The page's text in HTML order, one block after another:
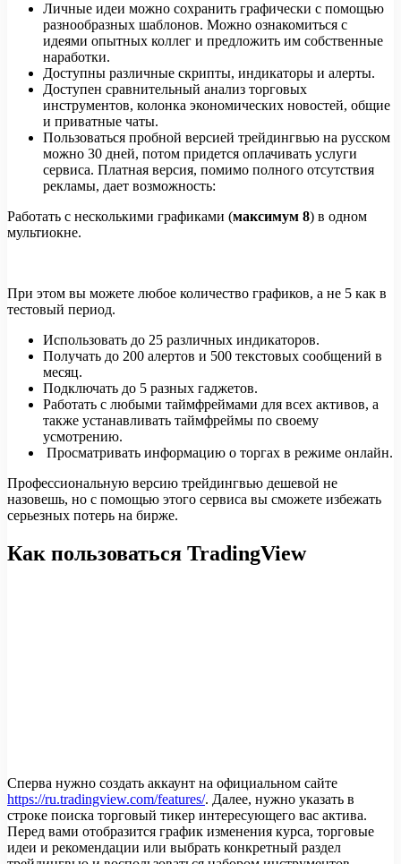
Личные идеи можно сохранить графически с помощью
разнообразных шаблонов. Можно ознакомиться с
идеями опытных коллег и предложить им собственные
наработки.
Доступны различные скрипты, индикаторы и алерты.
Доступен сравнительный анализ торговых
инструментов, колонка экономических новостей, общие
и приватные чаты.
Пользоваться пробной версией трейдингвью на русском
можно 30 дней, потом придется оплачивать услуги
сервиса. Платная версия, помимо полного отсутствия
рекламы, дает возможность:
Работать с несколькими графиками (максимум 8) в одном
мультиокне.
При этом вы можете любое количество графиков, а не 5 как в
тестовый период.
Использовать до 25 различных индикаторов.
Получать до 200 алертов и 500 текстовых сообщений в
месяц.
Подключать до 5 разных гаджетов.
Работать с любыми таймфреймами для всех активов, а
также устанавливать таймфреймы по своему
усмотрению.
Просматривать информацию о торгах в режиме онлайн.
Профессиональную версию трейдингвью дешевой не
назовешь, но с помощью этого сервиса вы сможете избежать
серьезных потерь на бирже.
Как пользоваться TradingView
Сперва нужно создать аккаунт на официальном сайте
https://ru.tradingview.com/features/. Далее, нужно указать в
строке поиска торговый тикер интересующего вас актива.
Перед вами отобразится график изменения курса, торговые
идеи и рекомендации или выбрать конкретный раздел